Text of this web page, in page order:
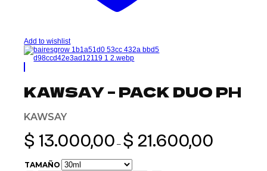
Add to wishlist
KAWSAY – PACK DUO PH
KAWSAY
$ 13.000,00 – $ 21.600,00
TAMAÑO